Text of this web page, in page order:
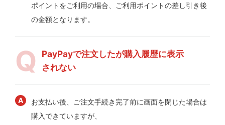
ポイントをご利用の場合、ご利用ポイントの差し引き後
の金額となります。
PayPayで注文したが購入履歴に表示
されない
お支払い後、ご注文手続き完了前に画面を閉じた場合は
購入できていますが、